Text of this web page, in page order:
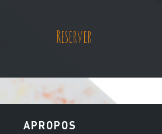
Reserver
APROPOS